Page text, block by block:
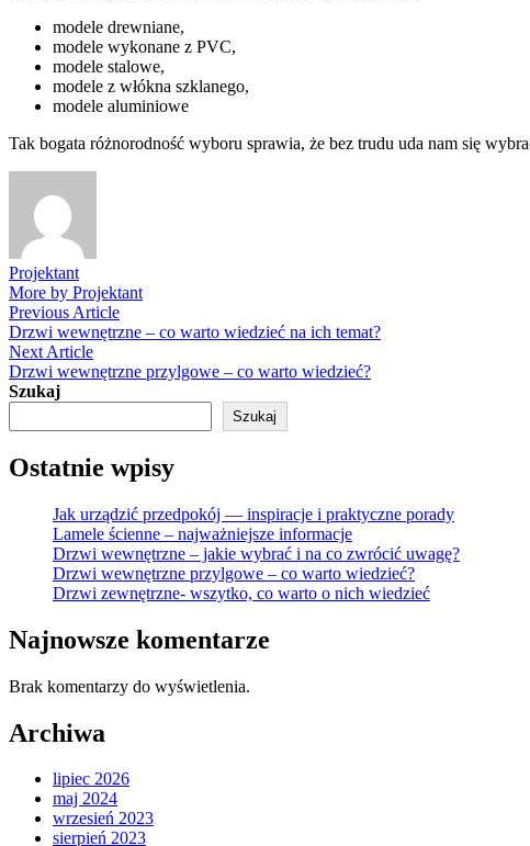
modele drewniane,
modele wykonane z PVC,
modele stalowe,
modele z włókna szklanego,
modele aluminiowe
Tak bogata różnorodność wyboru sprawia, że bez trudu uda nam się
Projektant
More by Projektant
Nawigacja
wpisu
Previous ArticlePrevious
article:
Drzwi wewnętrzne – co warto wiedzieć na ich temat?
Next ArticleNext
article:
Drzwi wewnętrzne przylgowe – co warto wiedzieć?
Szukaj
Szukaj
Ostatnie wpisy
Jak urządzić przedpokój — inspiracje i praktyczne porady
Lamele ścienne – najważniejsze informacje
Drzwi wewnętrzne – jakie wybrać i na co zwrócić uwagę?
Drzwi wewnętrzne przylgowe – co warto wiedzieć?
Drzwi zewnętrzne- wszytko, co warto o nich wiedzieć
Najnowsze komentarze
Brak komentarzy do wyświetlenia.
Archiwa
lipiec 2026
maj 2024
wrzesień 2023
sierpień 2023